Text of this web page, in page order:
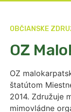
OBČIANSKE
OZ
OZ
štatútom
2014. Združuje
mimovládne